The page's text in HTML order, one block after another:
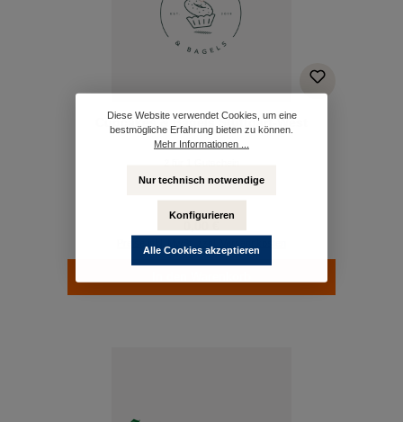
Cupcakes & Bagels Stuttgart-West
Diese Website verwendet Cookies, um eine
bestmögliche Erfahrung bieten zu können.
Mehr Informationen ...
Nur technisch notwendige
Konfigurieren
Alle Cookies akzeptieren